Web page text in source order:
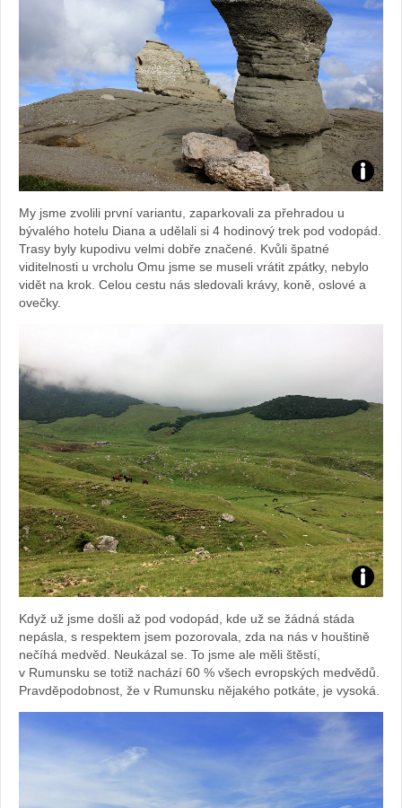
Foto:
Kvášová
My jsme zvolili první variantu, zaparkovali za přehradou u
bývalého hotelu Diana a udělali si 4 hodinový trek pod vodopád.
Trasy byly kupodivu velmi dobře značené. Kvůli špatné
viditelnosti u vrcholu Omu jsme se museli vrátit zpátky, nebylo
vidět na krok. Celou cestu nás sledovali krávy, koně, oslové a
ovečky.
Foto:
Kvášová
Když už jsme došli až pod vodopád, kde už se žádná stáda
nepásla, s respektem jsem pozorovala, zda na nás v houštině
nečíhá medvěd. Neukázal se. To jsme ale měli štěstí,
v Rumunsku se totiž nachází 60 % všech evropských medvědů.
Pravděpodobnost, že v Rumunsku nějakého potkáte, je vysoká.